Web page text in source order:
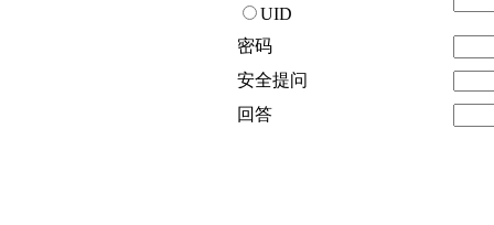
UID
密码
安全提问
回答